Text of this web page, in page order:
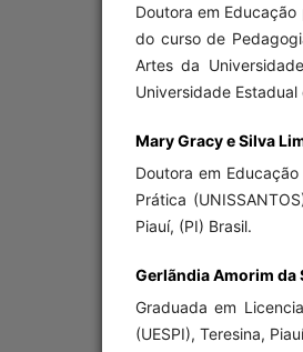
Doutora em
do curso de
Artes da
Universidade Estadual
Mary Gracy e Silva
Doutora em Educação
Prática
Piauí, (PI) Brasil.
Gerlãndia Amorim da
Graduada em
(UESPI), Teresina,